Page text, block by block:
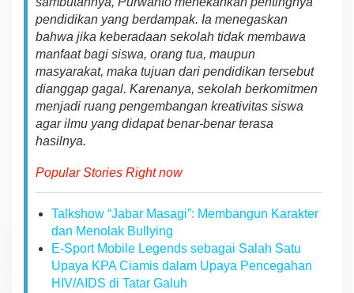
i
pendidikan yang berdampak. Ia menegaskan
bahwa jika keberadaan sekolah tidakmembawa
manfaatbagi siswa, orang tua, maupun
masyarakat, maka tujuan dari pendidikan tersebut
dianggap gagal. Karenanya, sekolah berkomitmen
menjadi ruang pengembangan kreativitas siswa
agar ilmu yang didapat benar-benarterasa
hasilnya.
Popular Stories Right now
Talkshow “Jabar Masagi”: Membangun Karakter
dan Menolak Bullying
E-Sport Mobile Legends sebagai Salah Satu
Upaya KPA Ciamis dalam Upaya Pencegahan
HIV/AIDS di Tatar Galuh